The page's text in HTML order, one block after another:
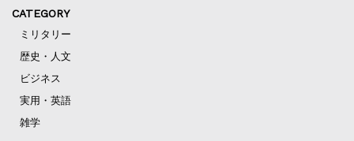
CATEGORY
ミリタリー
歴史・人文
ビジネス
実用・英語
雑学